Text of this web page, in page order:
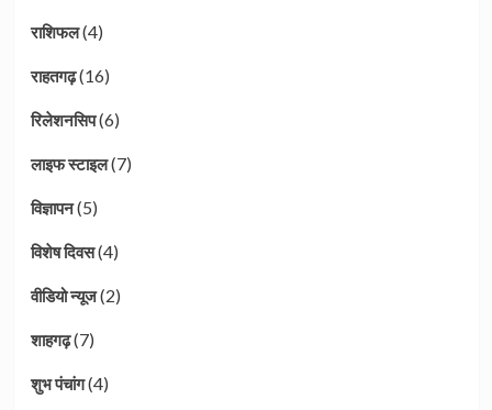
राशिफल(4)
राहतगढ़(16)
रिलेशनसिप(6)
लाइफ स्टाइल(7)
विज्ञापन(5)
विशेष दिवस(4)
वीडियो न्यूज(2)
शाहगढ़(7)
शुभ पंचांग(4)